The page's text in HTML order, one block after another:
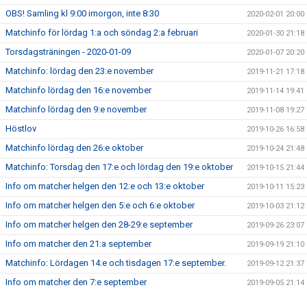
OBS! Samling kl 9:00 imorgon, inte 8:30 2020-02-01 20:00
Matchinfo för lördag 1:a och söndag 2:a februari 2020-01-30 21:18
Torsdagsträningen - 2020-01-09 2020-01-07 20:20
Matchinfo: lördag den 23:e november 2019-11-21 17:18
Matchinfo lördag den 16:e november 2019-11-14 19:41
Matchinfo lördag den 9:e november 2019-11-08 19:27
Höstlov 2019-10-26 16:58
Matchinfo lördag den 26:e oktober 2019-10-24 21:48
Matchinfo: Torsdag den 17:e och lördag den 19:e oktober 2019-10-15 21:44
Info om matcher helgen den 12:e och 13:e oktober 2019-10-11 15:23
Info om matcher helgen den 5:e och 6:e oktober 2019-10-03 21:12
Info om matcher helgen den 28-29:e september 2019-09-26 23:07
Info om matcher den 21:a september 2019-09-19 21:10
Matchinfo: Lördagen 14:e och tisdagen 17:e september. 2019-09-12 21:37
Info om matcher den 7:e september 2019-09-05 21:14